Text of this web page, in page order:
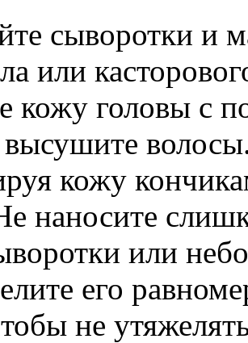
сыворотки и
или
кожу головы с
кожу
наносите
или
его
не